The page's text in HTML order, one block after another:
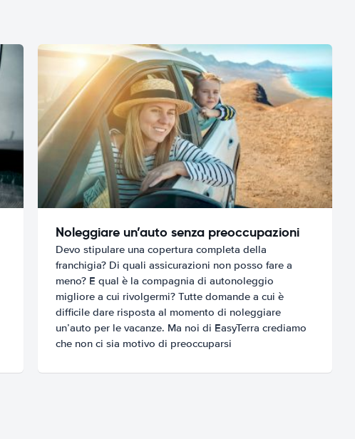
Noleggiare un’auto senza preoccupazioni
Devo stipulare una copertura completa della
franchigia? Di quali assicurazioni non posso fare a
meno? E qual è la compagnia di autonoleggio
migliore a cui rivolgermi? Tutte domande a cui è
difficile dare risposta al momento di noleggiare
un’auto per le vacanze. Ma noi di EasyTerra crediamo
che non ci sia motivo di preoccuparsi